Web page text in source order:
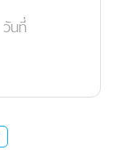
วันที่